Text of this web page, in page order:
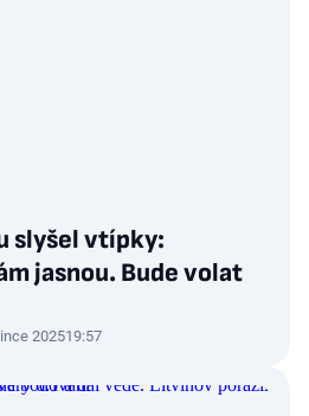
slyšel vtípky:
jasnou. Bude volat
202519:57